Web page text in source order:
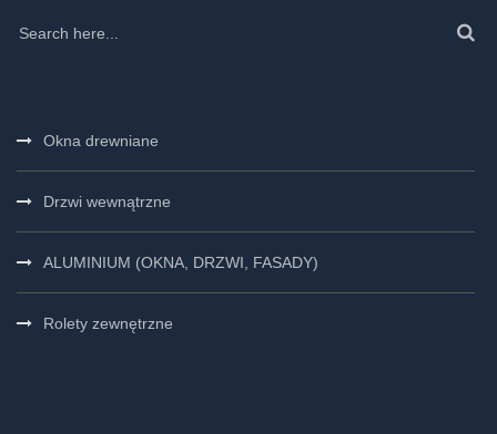
Okna drewniane
Drzwi wewnątrzne
ALUMINIUM (OKNA, DRZWI, FASADY)
Rolety zewnętrzne